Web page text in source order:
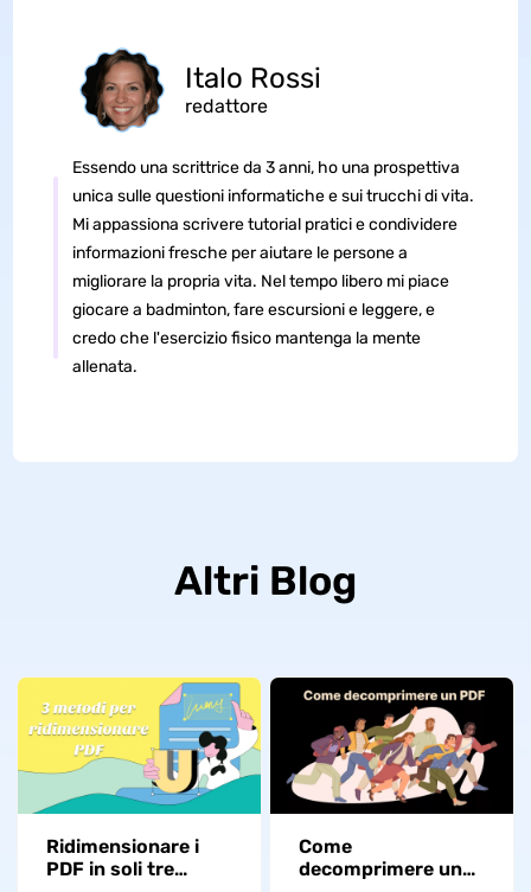
Italo Rossi
redattore
Essendo una scrittrice da 3 anni, ho una prospettiva
unica sulle questioni informatiche e sui trucchi di vita.
Mi appassiona scrivere tutorial pratici e condividere
informazioni fresche per aiutare le persone a
migliorare la propria vita. Nel tempo libero mi piace
giocare a badminton, fare escursioni e leggere, e
credo che l'esercizio fisico mantenga la mente
allenata.
Altri Blog
Ridimensionare i
PDF in soli tre
Come
decomprimere un